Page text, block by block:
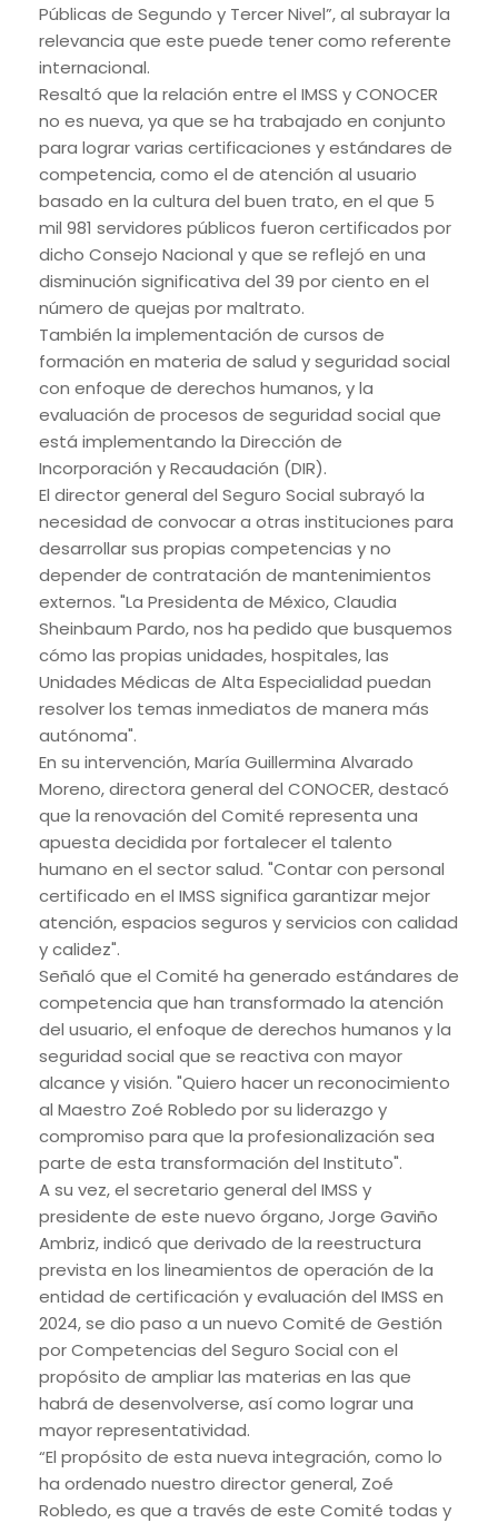
Públicas de Segundo y Tercer Nivel”, al subrayar la
relevancia que este puede tener como referente
internacional.
Resaltó que la relación entre el IMSS y CONOCER
no es nueva, ya que se ha trabajado en conjunto
para lograr varias certificaciones y estándares de
competencia, como el de atención al usuario
basado en la cultura del buen trato, en el que 5
mil 981 servidores públicos fueron certificados por
dicho Consejo Nacional y que se reflejó en una
disminución significativa del 39 por ciento en el
número de quejas por maltrato.
También la implementación de cursos de
formación en materia de salud y seguridad social
con enfoque de derechos humanos, y la
evaluación de procesos de seguridad social que
está implementando la Dirección de
Incorporación y Recaudación (DIR).
El director general del Seguro Social subrayó la
necesidad de convocar a otras instituciones para
desarrollar sus propias competencias y no
depender de contratación de mantenimientos
externos. "La Presidenta de México, Claudia
Sheinbaum Pardo, nos ha pedido que busquemos
cómo las propias unidades, hospitales, las
Unidades Médicas de Alta Especialidad puedan
resolver los temas inmediatos de manera más
autónoma".
En su intervención, María Guillermina Alvarado
Moreno, directora general del CONOCER, destacó
que la renovación del Comité representa una
apuesta decidida por fortalecer el talento
humano en el sector salud. "Contar con personal
certificado en el IMSS significa garantizar mejor
atención, espacios seguros y servicios con calidad
y calidez".
Señaló que el Comité ha generado estándares de
competencia que han transformado la atención
del usuario, el enfoque de derechos humanos y la
seguridad social que se reactiva con mayor
alcance y visión. "Quiero hacer un reconocimiento
al Maestro Zoé Robledo por su liderazgo y
compromiso para que la profesionalización sea
parte de esta transformación del Instituto".
A su vez, el secretario general del IMSS y
presidente de este nuevo órgano, Jorge Gaviño
Ambriz, indicó que derivado de la reestructura
prevista en los lineamientos de operación de la
entidad de certificación y evaluación del IMSS en
2024, se dio paso a un nuevo Comité de Gestión
por Competencias del Seguro Social con el
propósito de ampliar las materias en las que
habrá de desenvolverse, así como lograr una
mayor representatividad.
“El propósito de esta nueva integración, como lo
ha ordenado nuestro director general, Zoé
Robledo, es que a través de este Comité todas y